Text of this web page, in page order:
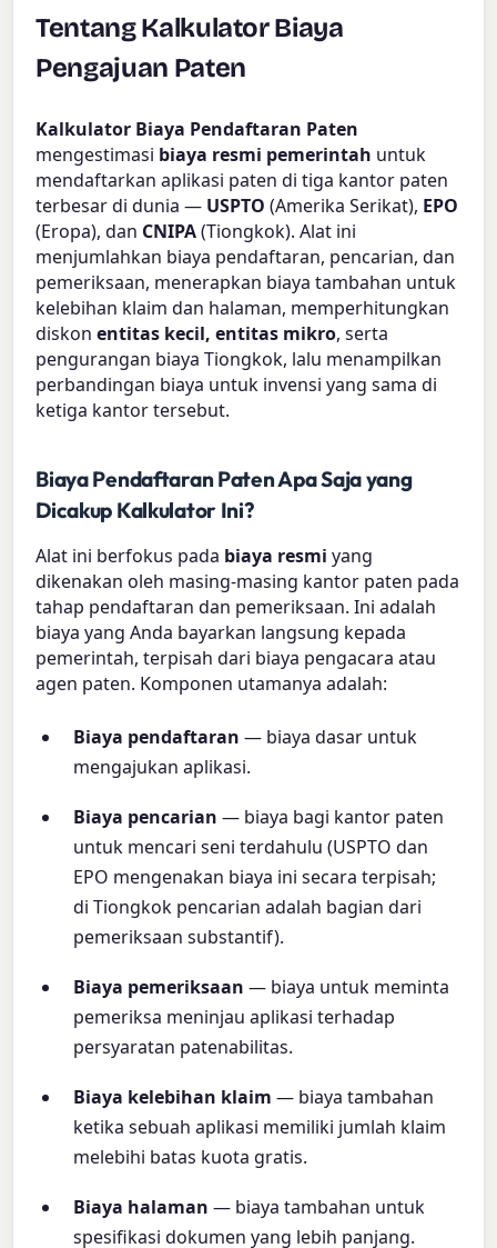
Tentang Kalkulator Biaya
Pengajuan Paten
Kalkulator Biaya Pendaftaran Paten
mengestimasi biaya resmi pemerintah untuk
mendaftarkan aplikasi paten di tiga kantor paten
terbesar di dunia — USPTO (Amerika Serikat), EPO
(Eropa), dan CNIPA(Tiongkok). Alat ini
menjumlahkan biaya pendaftaran, pencarian, dan
pemeriksaan, menerapkan biaya tambahan untuk
kelebihan klaim dan halaman, memperhitungkan
diskonentitas kecil, entitas mikro, serta
pengurangan biaya Tiongkok, lalu menampilkan
perbandingan biaya untuk invensi yang sama di
ketiga kantor tersebut.
Biaya Pendaftaran Paten Apa Saja yang
Dicakup Kalkulator Ini?
Alat ini berfokus pada biaya resmi yang
dikenakan oleh masing-masing kantor paten pada
tahap pendaftaran dan pemeriksaan. Ini adalah
biaya yang Anda bayarkan langsung kepada
pemerintah, terpisah dari biaya pengacara atau
agen paten. Komponen utamanya adalah:
Biaya pendaftaran — biaya dasar untuk
mengajukan aplikasi.
Biaya pencarian — biaya bagi kantor paten
untuk mencari seni terdahulu (USPTO dan
EPO mengenakan biaya ini secara terpisah;
di Tiongkok pencarian adalah bagian dari
pemeriksaan substantif).
Biaya pemeriksaan — biaya untuk meminta
pemeriksa meninjau aplikasi terhadap
persyaratan patenabilitas.
Biaya kelebihan klaim — biaya tambahan
ketika sebuah aplikasi memiliki jumlah klaim
melebihi batas kuota gratis.
Biaya halaman — biaya tambahan untuk
spesifikasi dokumen yang lebih panjang.